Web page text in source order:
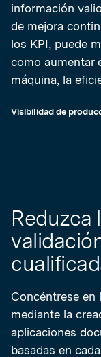
información
de mejora
los KPI, puede
como aumentar
máquina, la
Visibilidad de
Reduzca
Concéntrese en
mediante la
aplicaciones
basadas en